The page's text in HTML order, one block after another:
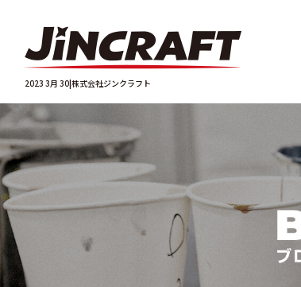
2023 3月 30|株式会社ジンクラフト